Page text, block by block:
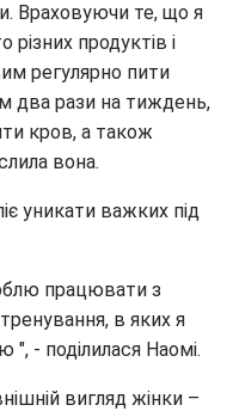
Враховуючи те, що я
продуктів і
регулярно пити
два рази на тиждень,
кров, а також
вона.
уникати важких під
працювати з
в яких я
- поділилася Наомі.
вигляд жінки –